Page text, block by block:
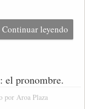
Continuar leyendo
el pronombre.
por Aroa Plaza